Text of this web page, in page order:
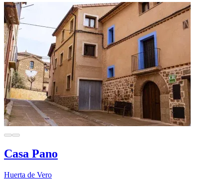
Casa Pano
Huerta de Vero